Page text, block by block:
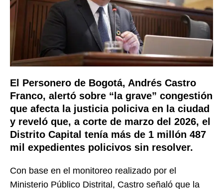
El Personero de Bogotá, Andrés Castro
Franco, alertó sobre “la grave” congestión
que afecta la justicia policiva en la ciudad
y reveló que, a corte de marzo del 2026, el
Distrito Capital tenía más de 1 millón 487
mil expedientes policivos sin resolver.
Con base en el monitoreo realizado por el
Ministerio Público Distrital, Castro señaló que la